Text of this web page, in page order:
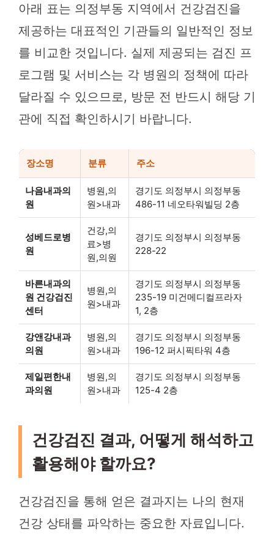
아래 표는 의정부동 지역에서 건강검진을
제공하는 대표적인 기관들의 일반적인 정보
를 비교한 것입니다. 실제 제공되는 검진 프
로그램 및 서비스는 각 병원의 정책에 따라
달라질 수 있으므로, 방문 전 반드시 해당 기
관에 직접 확인하시기 바랍니다.
장소명 분류 주소
나음내과의
원
병원,의
원>내과
경기도 의정부시 의정부동
486-11 네오타워빌딩 2층
성베드로병
원
건강,의
료>병
원,의원
경기도 의정부시 의정부동
228-22
바른내과의
원 건강검진
센터
병원,의
원>내과
경기도 의정부시 의정부동
235-19 미건메디컬프라자
1, 2층
강앤강내과
의원
병원,의
원>내과
경기도 의정부시 의정부동
196-12 퍼시픽타워 4층
제일편한내
과의원
병원,의
원>내과
경기도 의정부시 의정부동
125-4 2층
건강검진 결과, 어떻게 해석하고
활용해야 할까요?
건강검진을 통해 얻은 결과지는 나의 현재
건강 상태를 파악하는 중요한 자료입니다.